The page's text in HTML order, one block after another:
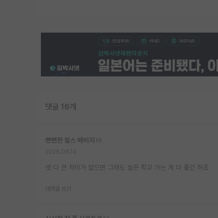
댓글 16개
뻔뻔한 찰스 배비지
셋 다 큰 차이가 없으면 그래도 높은 학교 가는 게 더 좋긴 하죠
대댓글 쓰기